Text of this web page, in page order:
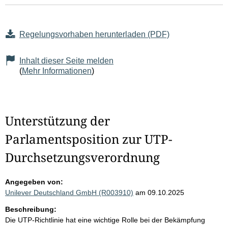
Regelungsvorhaben herunterladen (PDF)
Inhalt dieser Seite melden
(Mehr Informationen)
Unterstützung der
Parlamentsposition zur UTP-
Durchsetzungsverordnung
Angegeben von:
Unilever Deutschland GmbH (R003910) am 09.10.2025
Beschreibung:
Die UTP-Richtlinie hat eine wichtige Rolle bei der Bekämpfung